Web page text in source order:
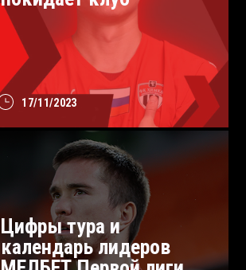
17/11/2023
Цифры тура и
календарь лидеров